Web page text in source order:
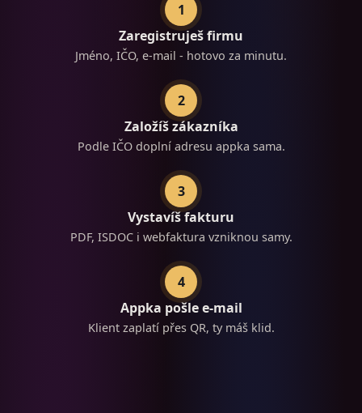
1
Zaregistruješ firmu
Jméno, IČO, e-mail - hotovo za minutu.
2
Založíš zákazníka
Podle IČO doplní adresu appka sama.
3
Vystavíš fakturu
PDF, ISDOC i webfaktura vzniknou samy.
4
Appka pošle e-mail
Klient zaplatí přes QR, ty máš klid.